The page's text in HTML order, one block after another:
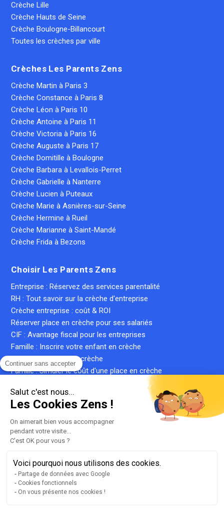
Continuer sans accepter
Salut c'est nous...
Les Cookies Zens !
On aimerait bien vous accompagner
pendant votre visite...
C'est OK pour vous ?
Voici pourquoi nous utilisons des cookies.
Partage de données avec Google
Cookies fonctionnels
On vous présente nos cookies !
Crèche Lille
Crèche Hauts de Seine
Crèche Boulogne-Billancourt
Toutes les crèches par ville
Crèches Les Parents Zens
Crèche Martin à Paris 3
Crèche Constance à Paris 8
Crèche Léon à Paris 10
Crèche Antoine à Paris 11
Crèche Victoria à Paris 16
Crèche Auguste à Paris 17
Crèche Domitille à Boulogne
Crèche Barbara à Levallois-Perret
Crèche Gabrielle à Nanterre
Crèche Lucien à Puteaux
Crèche Marie à Asnières-sur-Seine
Crèche Hermine à Rueil
Crèche Marianne à Saint-Mandé
Crèche Frida à Bezons
Choisir Les Parents Zens
Entreprise : Réservez des services parentalité
RH : Tout savoir sur la crèche d'entreprise
Crèche entreprise : coût & ROI
Réserver place en crèche pour ses salariés
CIF : Avantage fiscal pour les entreprises
Famille : Inscrire votre enfant en crèche
Famille : Trouver une crèche
Famille : Simuler le coût d'une place en crèche
Qu'est-ce qu'une crèche privée ?
Qu'est-ce qu'une micro-crèche ?
Liste de nos crèches
llms.txt
Mentions légales
Conditions générales d'utilisation